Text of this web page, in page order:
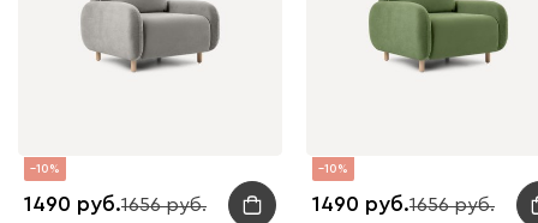
10
1490 1656
10
1490 1656